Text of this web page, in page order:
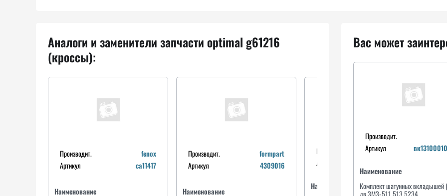
Аналоги и заменители запчасти optimal g61216
(кроссы):
Производит.
fenox
Артикул
ca11417
Наименование
Производит.
formpart
Артикул
4309016
Наименование
Производит.
Артикул
Наименование
Вас может
Производит.
Артикул
Наименование
Комплект шатунных вкладышей
дв.ЗМЗ-511,513,5234